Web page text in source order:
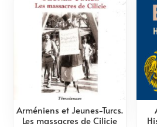
Arméniens et Jeunes-Turcs.
Les massacres de Cilicie